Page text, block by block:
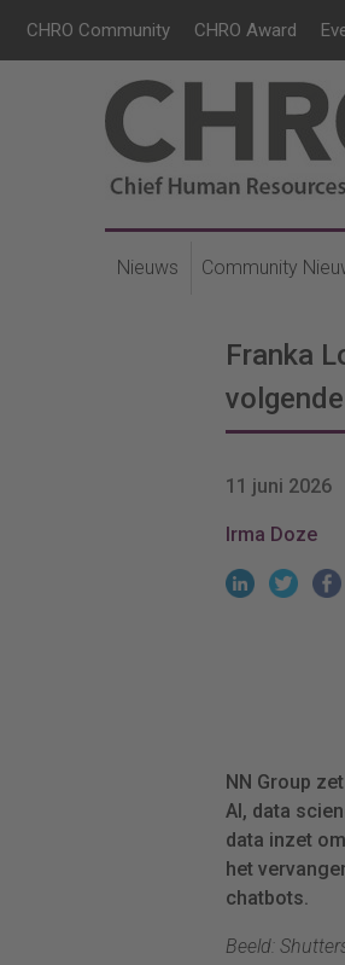
CHRO Community CHRO Award
Nieuws Community
Franka
11 juni 2026
Irma Doze
NN Group
AI, data
data inzet
het
chatbots.
Beeld: